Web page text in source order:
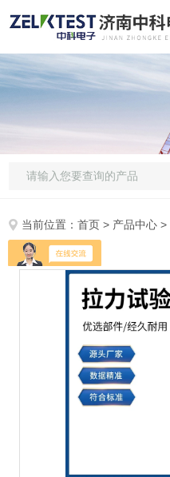
当前位置：首页 > 产品中心 >